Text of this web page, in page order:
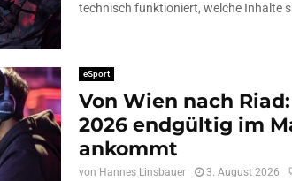
technisch funktioniert, welche Inhalte
eSport
Von Wien nach
2026 endgültig im
ankommt
von Hannes Linsbauer 3. August 2026